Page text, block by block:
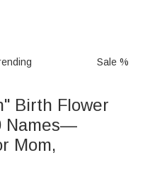
Sale %
Birth Flower
Names—
Mom,